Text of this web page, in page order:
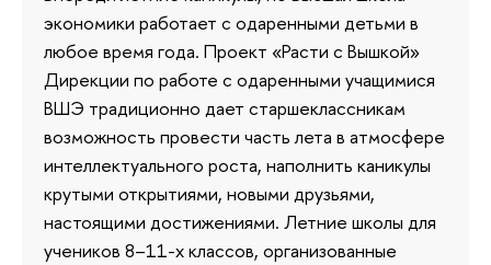
экономики работает с одаренными детьми в
любое время года. Проект «Расти с Вышкой»
Дирекции по работе с одаренными учащимися
ВШЭ традиционно дает старшеклассникам
возможность провести часть лета в атмосфере
интеллектуального роста, наполнить каникулы
крутыми открытиями, новыми друзьями,
настоящими достижениями. Летние школы для
учеников 8–11-х классов, организованные